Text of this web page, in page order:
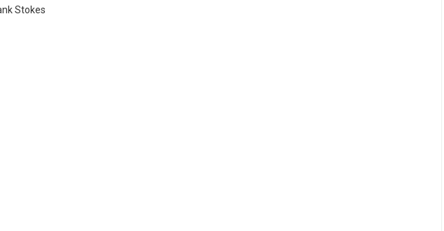
Stokes